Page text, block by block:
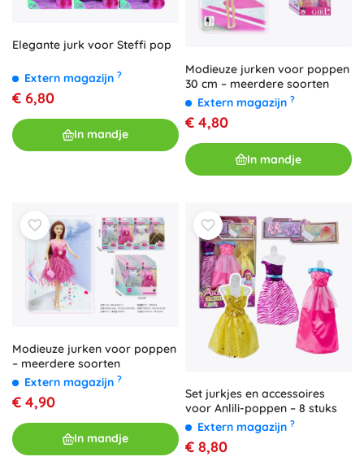
Elegante jurk voor Steffi pop
Extern magazijn ?
€ 6,80
In mandje
Modieuze jurken voor poppen
30 cm – meerdere soorten
Extern magazijn ?
€ 4,80
In mandje
Modieuze jurken voor poppen
– meerdere soorten
Extern magazijn ?
€ 4,90
In mandje
Set jurkjes en accessoires
voor Anlili-poppen – 8 stuks
Extern magazijn ?
€ 8,80